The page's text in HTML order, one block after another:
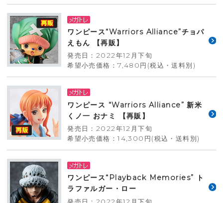
ワンピース“Warriors Alliance”チョパ
えもん 【再販】
発売日：2022年12月下旬
希望小売価格：7,480円(税込・送料別)
ワンピース “Warriors Alliance” 新米
くノ一 おナミ 【再販】
発売日：2022年12月下旬
希望小売価格：14,300円(税込・送料別)
ワンピース“Playback Memories” ト
ラファルガー・ロー
発売日：2022年12月下旬